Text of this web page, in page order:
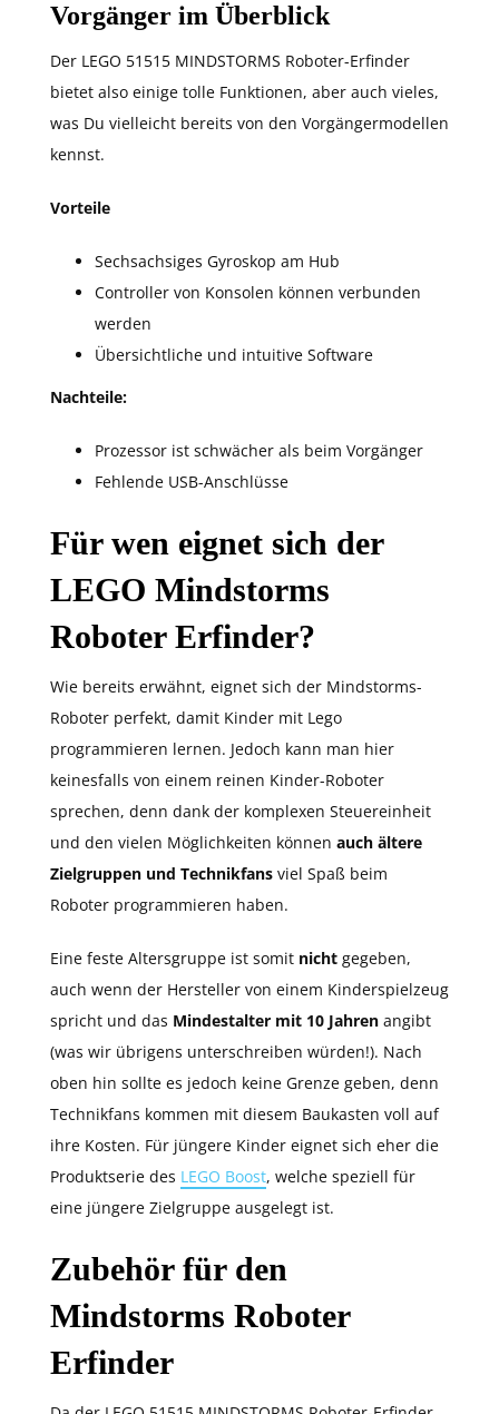
Vorgänger im Überblick
Der LEGO 51515 MINDSTORMS Roboter-Erfinder
bietet also einige tolle Funktionen, aber auch vieles,
was Du vielleicht bereits von den Vorgängermodellen
kennst.
Vorteile
Sechsachsiges Gyroskop am Hub
Controller von Konsolen können verbunden
werden
Übersichtliche und intuitive Software
Nachteile:
Prozessor ist schwächer als beim Vorgänger
Fehlende USB-Anschlüsse
Für wen eignet sich der
LEGO Mindstorms
Roboter Erfinder?
Wie bereits erwähnt, eignet sich der Mindstorms-
Roboter perfekt, damit Kinder mit Lego
programmieren lernen. Jedoch kann man hier
keinesfalls von einem reinen Kinder-Roboter
sprechen, denn dank der komplexen Steuereinheit
und den vielen Möglichkeiten können auch ältere
Zielgruppen und Technikfans viel Spaß beim
Roboter programmieren haben.
Eine feste Altersgruppe ist somit nicht gegeben,
auch wenn der Hersteller von einem Kinderspielzeug
spricht und das Mindestalter mit 10 Jahren angibt
(was wir übrigens unterschreiben würden!). Nach
oben hin sollte es jedoch keine Grenze geben, denn
Technikfans kommen mit diesem Baukasten voll auf
ihre Kosten. Für jüngere Kinder eignet sich eher die
Produktserie des LEGO Boost, welche speziell für
eine jüngere Zielgruppe ausgelegt ist.
Zubehör für den
Mindstorms Roboter
Erfinder